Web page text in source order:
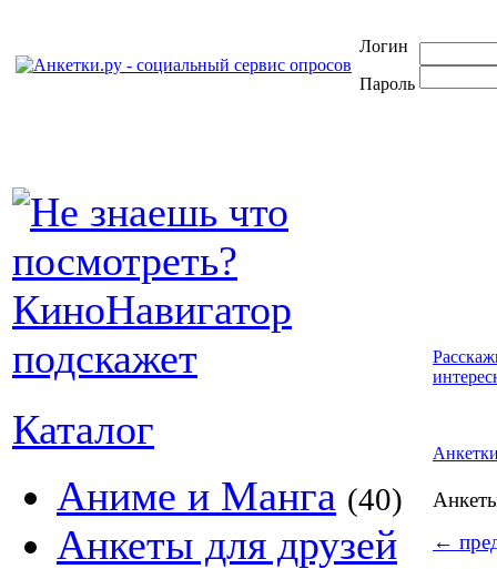
Логин
Пароль
Каталог
Аниме и Манга (40)
Анкеты для друзей
←